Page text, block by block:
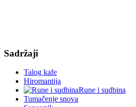
Sadržaji
Talog kafe
Hiromantija
Rune i sudbina
Tumačenje snova